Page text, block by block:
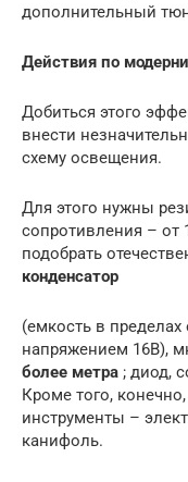
дополнительный
Действия по
Добиться этого
внести
схему освещения.
Для этого нужны
сопротивления – от
подобрать
конденсатор
(емкость в
напряжением 16В),
более метра ; диод,
Кроме того,
инструменты –
канифоль.